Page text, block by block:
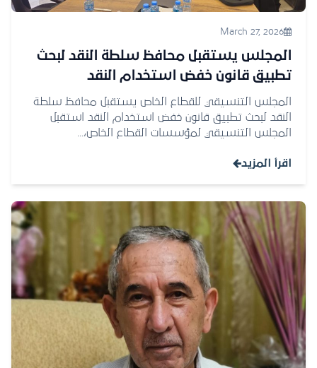
March 27, 2026
المجلس يستقبل محافظ سلطة النقد لبحث
تطبيق قانون خفض استخدام النقد
المجلس التنسيقي للقطاع الخاص يستقبل محافظ سلطة
النقد لبحث تطبيق قانون خفض استخدام النقد استقبل
المجلس التنسيقي لمؤسسات القطاع الخاص،...
اقرأ المزيد